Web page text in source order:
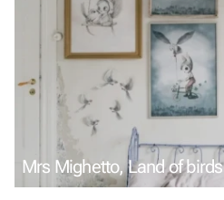
Mrs Mighetto, Land of birds